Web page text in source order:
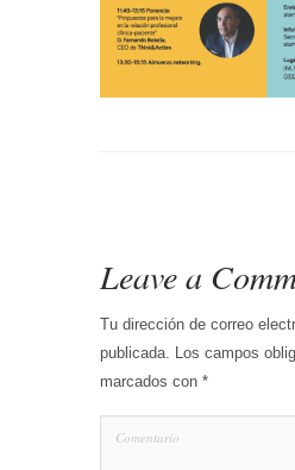
Leave a
Tu dirección de correo
publicada. Los campos
marcados con *